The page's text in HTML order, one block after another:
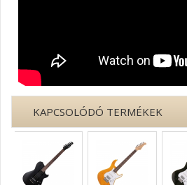
KAPCSOLÓDÓ TERMÉKEK